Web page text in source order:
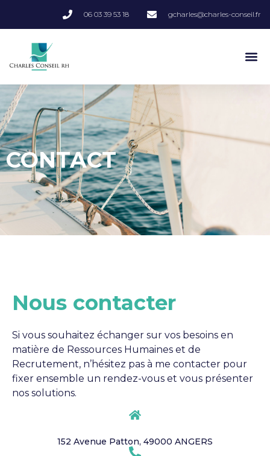
06 03 39 53 18 gcharles@charles-conseil.fr
CONTACT
Nous contacter
Si vous souhaitez échanger sur vos besoins en
matière de Ressources Humaines et de
Recrutement, n’hésitez pas à me contacter pour
fixer ensemble un rendez-vous et vous présenter
nos solutions.
152 Avenue Patton, 49000 ANGERS